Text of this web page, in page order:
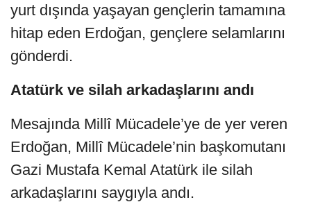
yurt dışında yaşayan gençlerin tamamına
hitap eden Erdoğan, gençlere selamlarını
gönderdi.
Atatürk ve silah arkadaşlarını andı
Mesajında Millî Mücadele’ye de yer veren
Erdoğan, Millî Mücadele’nin başkomutanı
Gazi Mustafa Kemal Atatürk ile silah
arkadaşlarını saygıyla andı.